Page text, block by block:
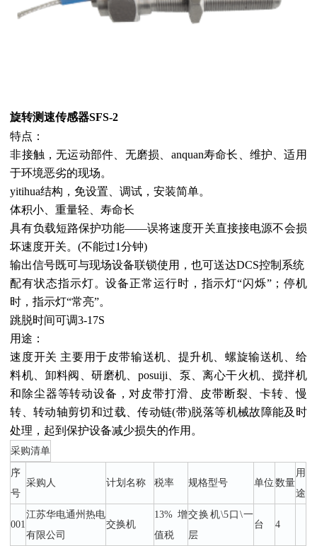
旋转测速传感器SFS-2
特点：
非接触，无运动部件、无磨损、anquan寿命长、维护、适用
于环境恶劣的现场。
yitihua结构，免设置、调试，安装简单。
体积小、重量轻、寿命长
具有负载短路保护功能——误将速度开关直接接电源不会损
坏速度开关。(不能过1分钟)
输出信号既可与现场设备联锁使用，也可送达DCS控制系统
配有状态指示灯。设备正常运行时，指示灯“闪烁”；停机
时，指示灯“常亮”。
跳脱时间可调3-17S
用途：
速度开关 主要用于皮带输送机、提升机、螺旋输送机、给
料机、卸料阀、研磨机、posuiji、泵、离心干火机、搅拌机
和除尘器等转动设备，对皮带打滑、皮带断裂、卡转、慢
转、转动轴剪切和过载、传动链(带)脱落等机械故障能及时
处理，起到保护设备减少损失的作用。
采购清单
序
号
采购人 计划名称 税率 规格型号 单位 数量
用
途
001
江苏华电通州热电
有限公司
交换机
13%增
值税
交换机\5口\一
层
台 4